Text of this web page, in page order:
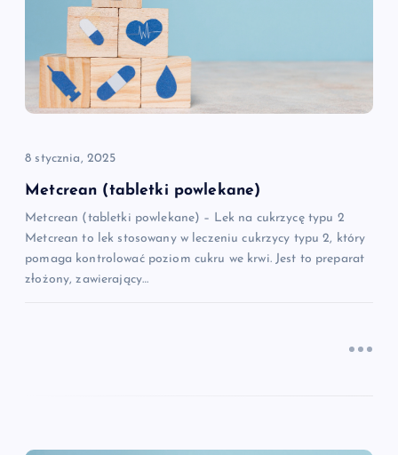
a
w
p
s
u
8 stycznia, 2025
Metcrean (tabletki powlekane)
Metcrean (tabletki powlekane) – Lek na cukrzycę typu 2
Metcrean to lek stosowany w leczeniu cukrzycy typu 2, który
pomaga kontrolować poziom cukru we krwi. Jest to preparat
złożony, zawierający…